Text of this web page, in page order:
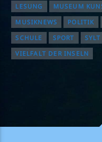
LESUNG
MUSEUM
MUSIKNEWS
POLITIK
SCHULE
SPORT SYLT
VIELFALT DER INSELN